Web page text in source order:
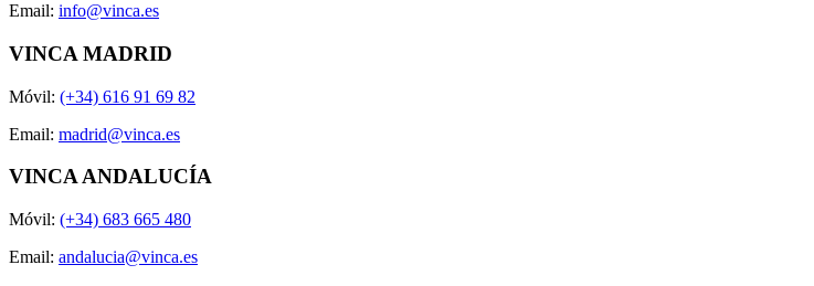
Email: info@vinca.es
VINCA MADRID
Móvil: (+34) 616 91 69 82
Email: madrid@vinca.es
VINCA ANDALUCÍA
Móvil: (+34) 683 665 480
Email: andalucia@vinca.es